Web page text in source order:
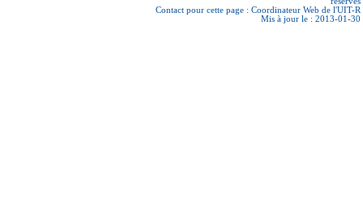
Contact pour cette page : Coordinateur Web de l'UIT-R
Mis à jour le : 2013-01-30